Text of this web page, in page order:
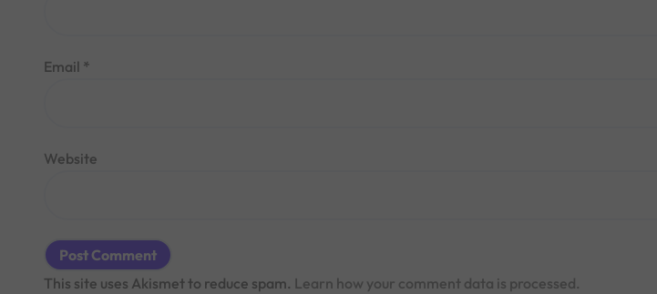
Email *
Website
This site uses Akismet to reduce spam. Learn how your comment data is processed.